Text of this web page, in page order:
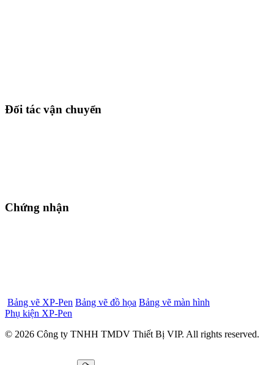
Đối tác vận chuyển
Chứng nhận
Bảng vẽ XP-Pen Bảng vẽ đồ họa Bảng vẽ màn hình
Phụ kiện XP-Pen
© 2026 Công ty TNHH TMDV Thiết Bị VIP. All rights reserved.